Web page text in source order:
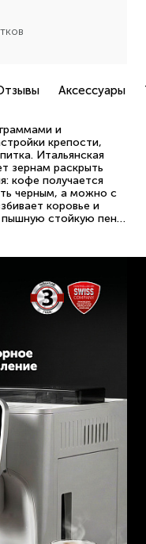
Аксессуары
и
крепости,
Итальянская
зернам раскрыть
кофе получается
черным, а можно с
коровье и
пышную стойкую пену,